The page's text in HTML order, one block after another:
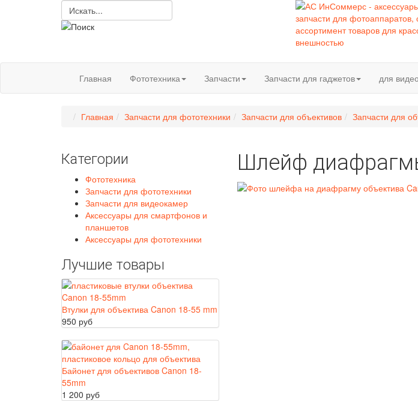
Главная
Фототехника Запчасти Запчасти для гаджетов для
Главная Запчасти для фототехники Запчасти для объективов Запчасти для
Шлейф
Категории
Фототехника
Запчасти для фототехники
Запчасти для видеокамер
Аксессуары для смартфонов и
планшетов
Аксессуары для фототехники
Лучшие товары
Втулки для объектива Canon 18-55 mm
950 руб
Байонет для объективов Canon 18-
55mm
1 200 руб